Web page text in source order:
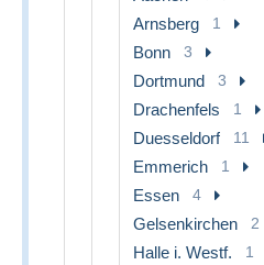
Arnsberg 1
Bonn 3
Dortmund 3
Drachenfels 1
Duesseldorf 11
Emmerich 1
Essen 4
Gelsenkirchen 2
Halle i. Westf. 1